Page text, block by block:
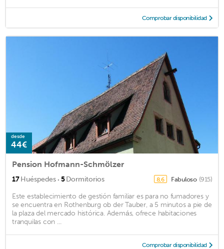
Comprobar disponibilidad
desde
44€
Pension Hofmann-Schmölzer
17Huéspedes · 5Dormitorios 8,6 Fabuloso (915)
Este establecimiento de gestión familiar es para no fumadores y
se encuentra en Rothenburg ob der Tauber, a 5 minutos a pie de
la plaza del mercado histórica. Además, ofrece habitaciones
tranquilas con ...
Comprobar disponibilidad